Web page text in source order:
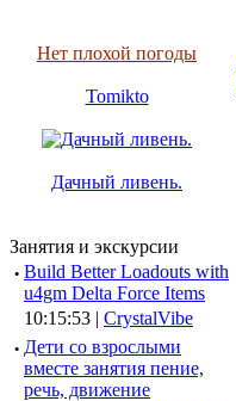
Нет плохой погоды
Tomikto
Дачный ливень.
Занятия и экскурсии
· Build Better Loadouts with
u4gm Delta Force Items
10:15:53 | CrystalVibe
· Дети со взрослыми
вместе занятия пение,
речь, движение